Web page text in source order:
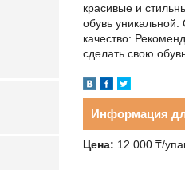
красивые и
обувь
качество:
сделать свою
Информация
Цена: 12 000 ₸/